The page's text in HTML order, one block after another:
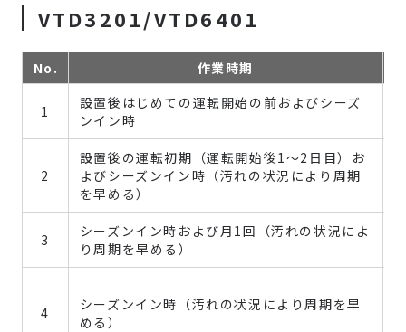
VTD3201/VTD6401
No. 作業時期
1
設置後はじめての運転開始の前およびシーズ
ンイン時
2
設置後の運転初期（運転開始後1～2日目）お
よびシーズンイン時（汚れの状況により周期
を早める）
3
シーズンイン時および月1回（汚れの状況によ
り周期を早める）
4
シーズンイン時（汚れの状況により周期を早
める）